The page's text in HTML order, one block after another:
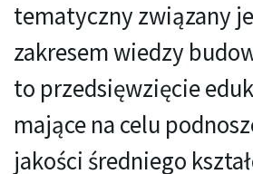
tematyczny związany
zakresem wiedzy
to przedsięwzięcie
mające na celu
jakości średniego